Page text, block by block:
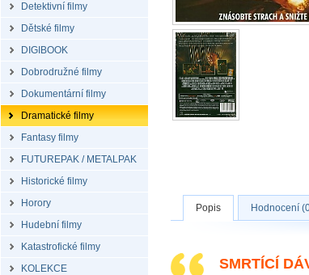
Detektivní filmy
Dětské filmy
DIGIBOOK
Dobrodružné filmy
Dokumentární filmy
Dramatické filmy
Fantasy filmy
FUTUREPAK / METALPAK
Historické filmy
Horory
Hudební filmy
Katastrofické filmy
KOLEKCE
Popis Hodnocení
SMRTÍCÍ